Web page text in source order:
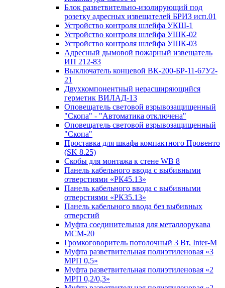
Блок разветвительно-изолирующий под
розетку адресных извещателей БРИЗ исп.01
Устройство контроля шлейфа УКШ-1
Устройство контроля шлейфа УШК-02
Устройство контроля шлейфа УШК-03
Адресный дымовой пожарный извещатель
ИП 212-83
Выключатель концевой ВК-200-БР-11-67У2-
21
Двухкомпонентный нерасширяющийся
герметик ВИЛАД-13
Оповещатель световой взрывозащищенный
"Скопа" - "Автоматика отключена"
Оповещатель световой взрывозащищенный
"Скопа"
Проставка для шкафа компактного Провенто
(SK 8.25)
Скобы для монтажа к стене WB 8
Панель кабельного ввода с выбивными
отверстиями «РК45.13»
Панель кабельного ввода с выбивными
отверстиями «РК35.13»
Панель кабельного ввода без выбивных
отверстий
Муфта соединительная для металлорукава
МСМ-20
Громкоговоритель потолочный 3 Вт, Inter-M
Муфта разветвительная полиэтиленовая «3
МРП 0,5»
Муфта разветвительная полиэтиленовая «2
МРП 0,2/0,3»